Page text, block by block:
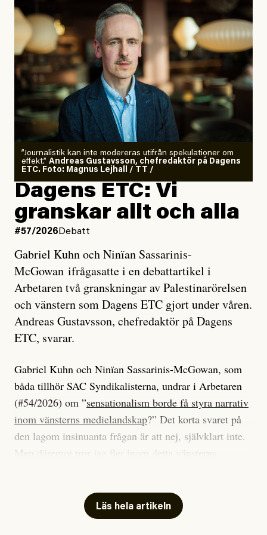
”Journalistik kan inte modereras utifrån spekulationer om
effekt.” Andreas Gustavsson, chefredaktör på Dagens
ETC. Foto: Magnus Lejhall / TT /
Dagens ETC: Vi
granskar allt och alla
#57/2026 Debatt
Gabriel Kuhn och Ninïan Sassarinis-
McGowan ifrågasatte i en debattartikel i
Arbetaren två granskningar av Palestinarörelsen
och vänstern som Dagens ETC gjort under våren.
Andreas Gustavsson, chefredaktör på Dagens
ETC, svarar.
Gabriel Kuhn och Ninïan Sassarinis-McGowan, som
båda tillhör SAC Syndikalisterna, undrar i Arbetaren
(#54/2026) om ”sensationalism borde få styra narrativ
inom vänsterns medielandskap?” Det korta svaret på
den lagom insinuanta frågan är att nej, självklart inte.
Men däremot tror jag fler inom detta vänsterns
journalistik som vänder sig till många snarare än att
jaga inbördes beundran. Det har i alla fall fungerat för
Läs hela artikeln